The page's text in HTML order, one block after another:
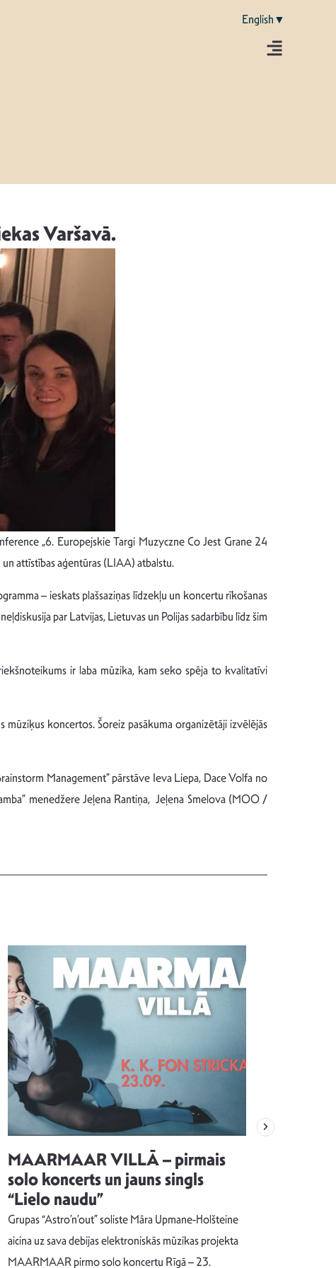
English▼
Varšavā.
„6. Europejskie Targi Muzyczne Co Jest Grane 24
attīstības aģentūras (LIAA) atbalstu.
– ieskats plašsaziņas līdzekļu un koncertu rīkošanas
par Latvijas, Lietuvas un Polijas sadarbību līdz šim
ir laba mūzika, kam seko spēja to kvalitatīvi
mūziķus koncertos. Šoreiz pasākuma organizētāji izvēlējās
Management” pārstāve Ieva Liepa, Dace Volfa no
menedžere Jeļena Rantiņa, Jeļena Smelova (MOO /
MAARMAAR VILLĀ – pirmais
solo koncerts un jauns singls
“Lielo naudu”
Grupas “Astro’n’out” soliste Māra Upmane-Holšteine
aicina uz sava debijas elektroniskās mūzikas projekta
MAARMAAR pirmo solo koncertu Rīgā – 23.